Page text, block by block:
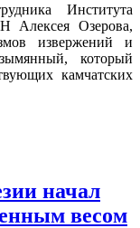
Института
Алексея Озерова,
извержений и
который
камчатских
начал
весом